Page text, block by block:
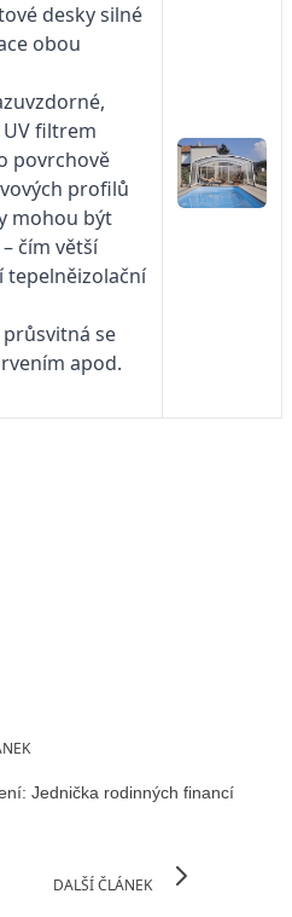
desky silné
obou
filtrem
povrchově
profilů
mohou být
čím větší
tepelněizolační
se
apod.
Jednička rodinných financí
DALŠÍ ČLÁNEK